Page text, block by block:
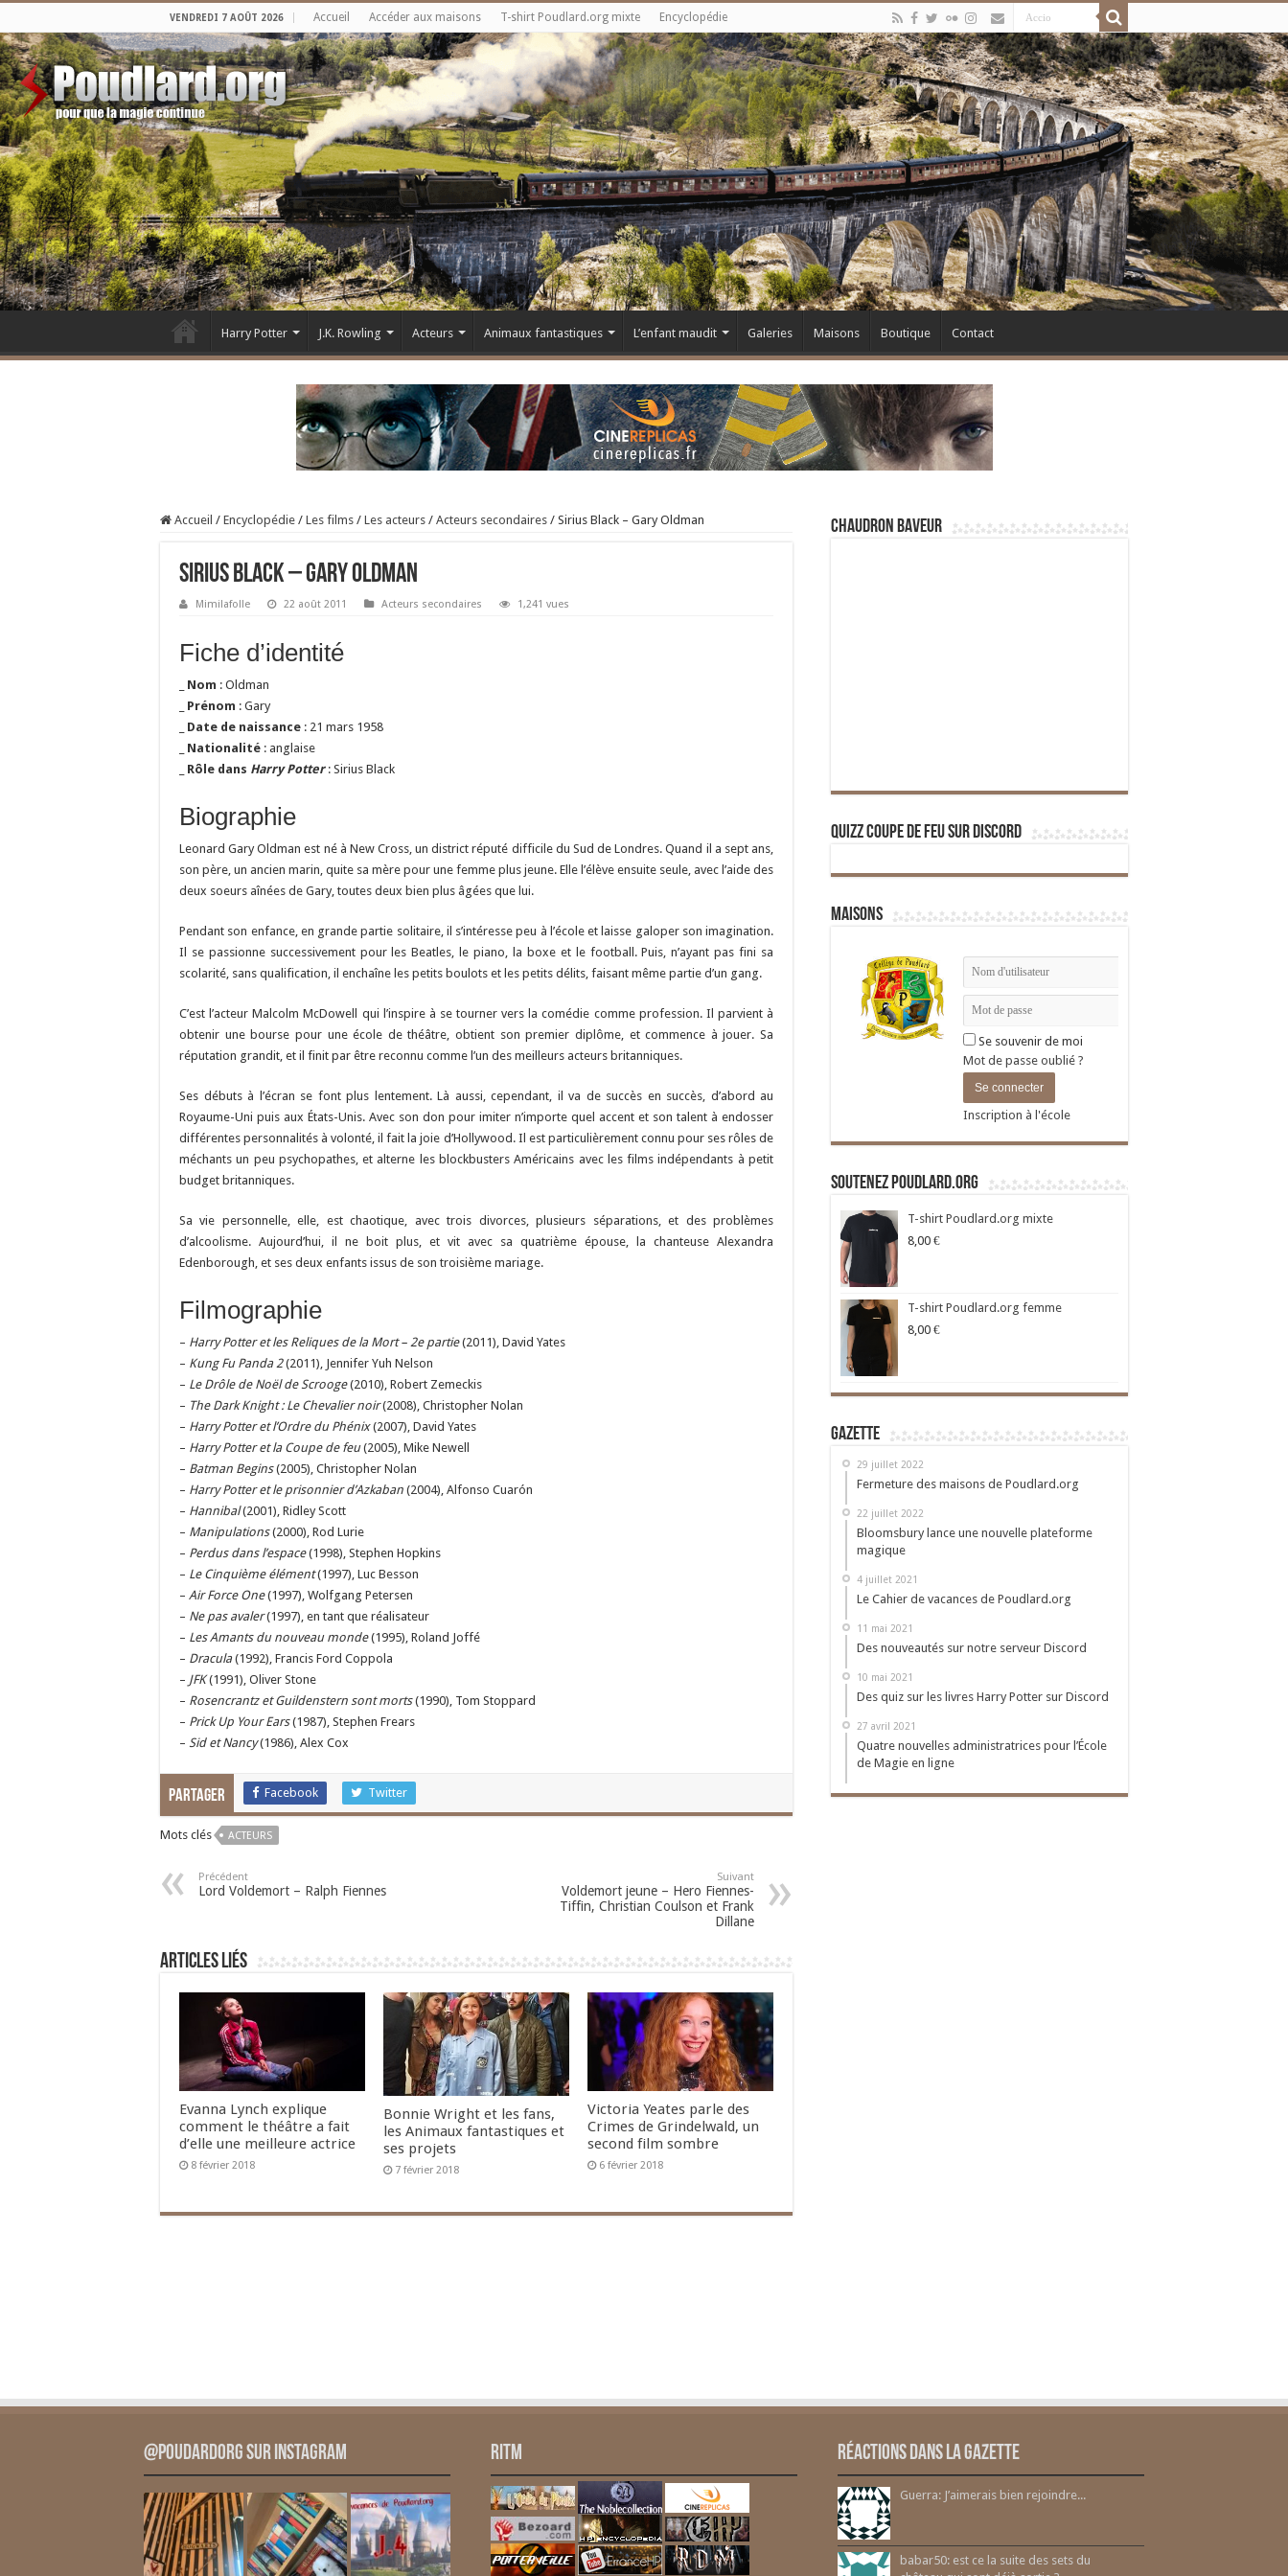
VENDREDI 7 AOÛT 2026 Accueil Accéder aux maisons T-shirt Poudlard.org mixte Encyclopédie
Harry Potter J.K. Rowling Acteurs Animaux fantastiques L’enfant maudit Galeries Maisons Boutique Contact
Accueil / Encyclopédie / Les films / Les acteurs / Acteurs secondaires / Sirius Black – Gary Oldman
Sirius Black – Gary Oldman
Mimilafolle 22 août 2011 Acteurs secondaires 1,241 vues
Fiche d’identité
Nom : Oldman
Prénom : Gary
Date de naissance : 21 mars 1958
Nationalité : anglaise
Rôle dans Harry Potter : Sirius Black
Biographie
Leonard Gary Oldman est né à New Cross, un district réputé difficile du Sud de Londres. Quand il a sept ans,
son père, un ancien marin, quite sa mère pour une femme plus jeune. Elle l’élève ensuite seule, avec l’aide des
deux soeurs aînées de Gary, toutes deux bien plus âgées que lui.
Pendant son enfance, en grande partie solitaire, il s’intéresse peu à l’école et laisse galoper son imagination.
Il se passionne successivement pour les Beatles, le piano, la boxe et le football. Puis, n’ayant pas fini sa
scolarité, sans qualification, il enchaîne les petits boulots et les petits délits, faisant même partie d’un gang.
C’est l’acteur Malcolm McDowell qui l’inspire à se tourner vers la comédie comme profession. Il parvient à
obtenir une bourse pour une école de théâtre, obtient son premier diplôme, et commence à jouer. Sa
réputation grandit, et il finit par être reconnu comme l’un des meilleurs acteurs britanniques.
Ses débuts à l’écran se font plus lentement. Là aussi, cependant, il va de succès en succès, d’abord au
Royaume-Uni puis aux États-Unis. Avec son don pour imiter n’importe quel accent et son talent à endosser
différentes personnalités à volonté, il fait la joie d’Hollywood. Il est particulièrement connu pour ses rôles de
méchants un peu psychopathes, et alterne les blockbusters Américains avec les films indépendants à petit
budget britanniques.
Sa vie personnelle, elle, est chaotique, avec trois divorces, plusieurs séparations, et des problèmes
d’alcoolisme. Aujourd’hui, il ne boit plus, et vit avec sa quatrième épouse, la chanteuse Alexandra
Edenborough, et ses deux enfants issus de son troisième mariage.
Filmographie
– Harry Potter et les Reliques de la Mort – 2e partie(2011), David Yates
– Kung Fu Panda 2(2011), Jennifer Yuh Nelson
– Le Drôle de Noël de Scrooge(2010), Robert Zemeckis
– The Dark Knight : Le Chevalier noir(2008), Christopher Nolan
– Harry Potter et l’Ordre du Phénix(2007), David Yates
– Harry Potter et la Coupe de feu(2005), Mike Newell
– Batman Begins(2005), Christopher Nolan
– Harry Potter et le prisonnier d’Azkaban (2004), Alfonso Cuarón
– Hannibal(2001), Ridley Scott
– Manipulations(2000), Rod Lurie
– Perdus dans l’espace(1998), Stephen Hopkins
– Le Cinquième élément(1997), Luc Besson
– Air Force One(1997), Wolfgang Petersen
– Ne pas avaler(1997), en tant que réalisateur
– Les Amants du nouveau monde(1995), Roland Joffé
– Dracula(1992), Francis Ford Coppola
– JFK(1991), Oliver Stone
– Rosencrantz et Guildenstern sont morts(1990), Tom Stoppard
– Prick Up Your Ears(1987), Stephen Frears
– Sid et Nancy(1986), Alex Cox
Partager Facebook Twitter
Mots clés ACTEURS
Précédent
Lord Voldemort – Ralph Fiennes
Suivant
Voldemort jeune – Hero Fiennes-
Tiffin, Christian Coulson et Frank
Dillane
Articles liés
Evanna Lynch explique
comment le théâtre a fait
d’elle une meilleure actrice
8 février 2018
Bonnie Wright et les fans,
les Animaux fantastiques et
ses projets
7 février 2018
Victoria Yeates parle des
Crimes de Grindelwald, un
second film sombre
6 février 2018
Chaudron Baveur
Quizz Coupe de Feu sur Discord
Maisons
Se souvenir de moi
Mot de passe oublié ?
Inscription à l'école
Soutenez Poudlard.org
T-shirt Poudlard.org mixte
8,00 €
T-shirt Poudlard.org femme
8,00 €
Gazette
29 juillet 2022
Fermeture des maisons de Poudlard.org
22 juillet 2022
Bloomsbury lance une nouvelle plateforme
magique
4 juillet 2021
Le Cahier de vacances de Poudlard.org
11 mai 2021
Des nouveautés sur notre serveur Discord
10 mai 2021
Des quiz sur les livres Harry Potter sur Discord
27 avril 2021
Quatre nouvelles administratrices pour l’École
de Magie en ligne
@PoudardOrg sur Instagram RITM Réactions dans la gazette
Guerra: J’aimerais bien rejoindre...
babar50: est ce la suite des sets du